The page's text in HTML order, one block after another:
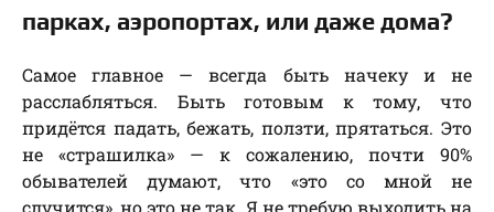
парках, аэропортах, или даже дома?
Самое главное — всегда быть начеку и не
расслабляться. Быть готовым к тому, что
придётся падать, бежать, ползти, прятаться. Это
не «страшилка» — к сожалению, почти 90%
обывателей думают, что «это со мной не
случится», но это не так. Я не требую выходить на